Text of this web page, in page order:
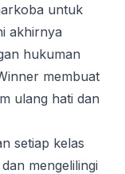
untuk
akhirnya
hukuman
membuat
ulang hati dan
setiap kelas
mengelilingi